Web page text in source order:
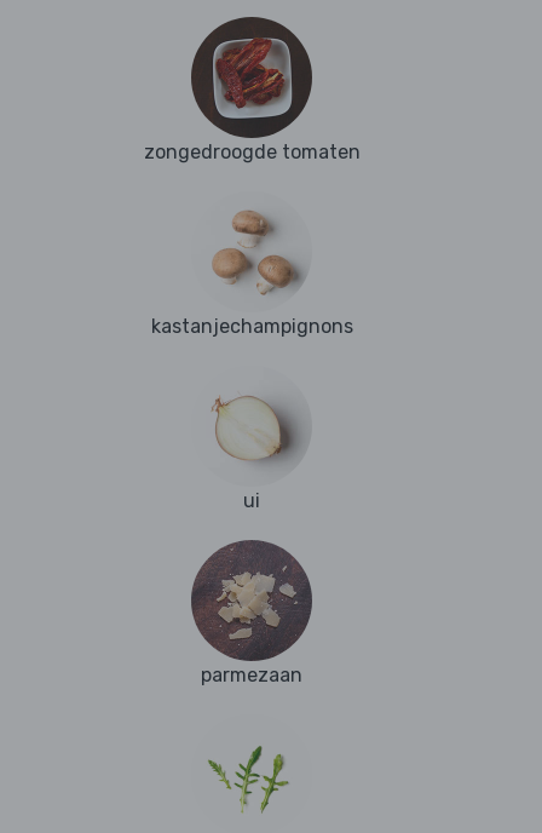
zongedroogde tomaten
kastanjechampignons
ui
parmezaan